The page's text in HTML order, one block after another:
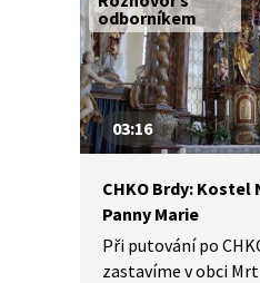
odborníkem
03:16
CHKO Brdy: Kostel
Panny Marie
Při putování po
zastavíme v obci